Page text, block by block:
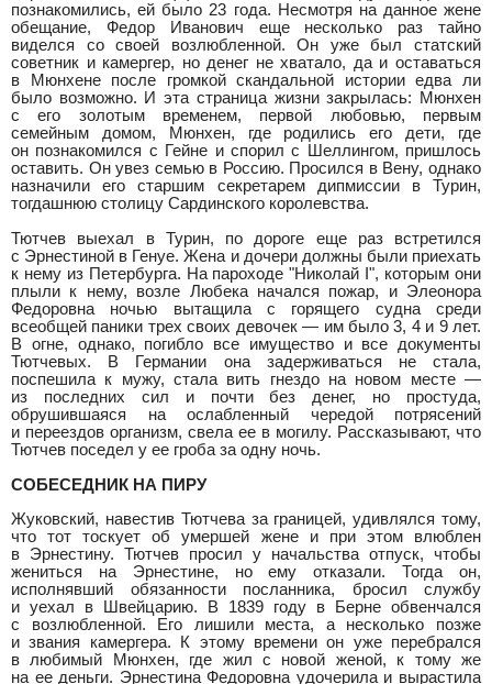
познакомились, ей было 23 года. Несмотря на данное жене
обещание, Федор Иванович еще несколько раз тайно
виделся со своей возлюбленной. Он уже был статский
советник и камергер, но денег не хватало, да и оставаться
в Мюнхене после громкой скандальной истории едва ли
было возможно. И эта страница жизни закрылась: Мюнхен
с его золотым временем, первой любовью, первым
семейным домом, Мюнхен, где родились его дети, где
он познакомился с Гейне и спорил с Шеллингом, пришлось
оставить. Он увез семью в Россию. Просился в Вену, однако
назначили его старшим секретарем дипмиссии в Турин,
тогдашнюю столицу Сардинского королевства.
Тютчев выехал в Турин, по дороге еще раз встретился
с Эрнестиной в Генуе. Жена и дочери должны были приехать
к нему из Петербурга. На пароходе "Николай I", которым они
плыли к нему, возле Любека начался пожар, и Элеонора
Федоровна ночью вытащила с горящего судна среди
всеобщей паники трех своих девочек — им было 3, 4 и 9 лет.
В огне, однако, погибло все имущество и все документы
Тютчевых. В Германии она задерживаться не стала,
поспешила к мужу, стала вить гнездо на новом месте —
из последних сил и почти без денег, но простуда,
обрушившаяся на ослабленный чередой потрясений
и переездов организм, свела ее в могилу. Рассказывают, что
Тютчев поседел у ее гроба за одну ночь.
СОБЕСЕДНИК НА ПИРУ
Жуковский, навестив Тютчева за границей, удивлялся тому,
что тот тоскует об умершей жене и при этом влюблен
в Эрнестину. Тютчев просил у начальства отпуск, чтобы
жениться на Эрнестине, но ему отказали. Тогда он,
исполнявший обязанности посланника, бросил службу
и уехал в Швейцарию. В 1839 году в Берне обвенчался
с возлюбленной. Его лишили места, а несколько позже
и звания камергера. К этому времени он уже перебрался
в любимый Мюнхен, где жил с новой женой, к тому же
на ее деньги. Эрнестина Федоровна удочерила и вырастила